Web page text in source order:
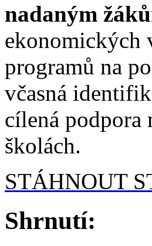
nadaným
ekonomických
programů na
včasná
cílená
školách.
STÁHNOUT
Shrnutí: